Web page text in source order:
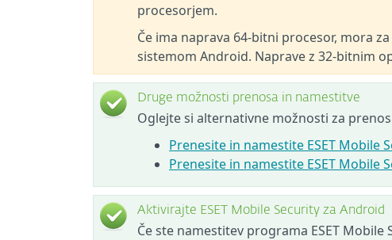
procesorjem.
Če ima naprava 64-bitni procesor, mora
sistemom Android. Naprave z 32-bitnim
Druge možnosti prenosa in namestitve
Oglejte si alternativne možnosti za
Prenesite in namestite ESET Mobile
Prenesite in namestite ESET Mobile
Aktivirajte ESET Mobile Security za Android
Če ste namestitev programa ESET